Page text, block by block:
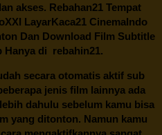
akses. Rebahan21 Tempat
LayarKaca21 CinemaIndo
Dan Download Film Subtitle
Hanya di rebahin21.
secara otomatis aktif sub
jenis film lainnya ada
dahulu sebelum kamu bisa
yang ditonton. Namun kamu